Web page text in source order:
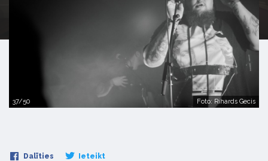
37/50 Foto: Rihards Gecis
Dalīties Ieteikt